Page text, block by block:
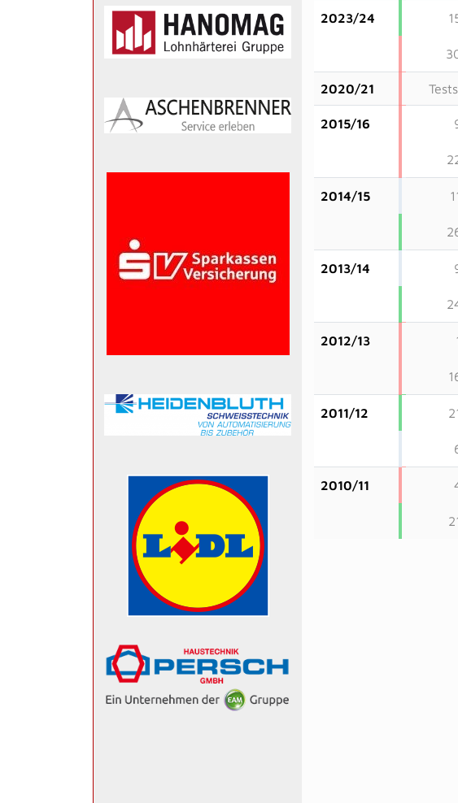
2023/24
2020/21
2015/16
2014/15
2013/14
2012/13
2011/12
2010/11